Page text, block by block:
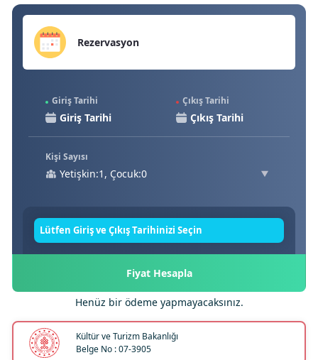
Rezervasyon
Giriş Tarihi Çıkış Tarihi
Kişi Sayısı
Yetişkin:1, Çocuk:0
Lütfen Giriş ve Çıkış Tarihinizi Seçin
Fiyat Hesapla
Henüz bir ödeme yapmayacaksınız.
Kültür ve Turizm Bakanlığı
Belge No : 07-3905